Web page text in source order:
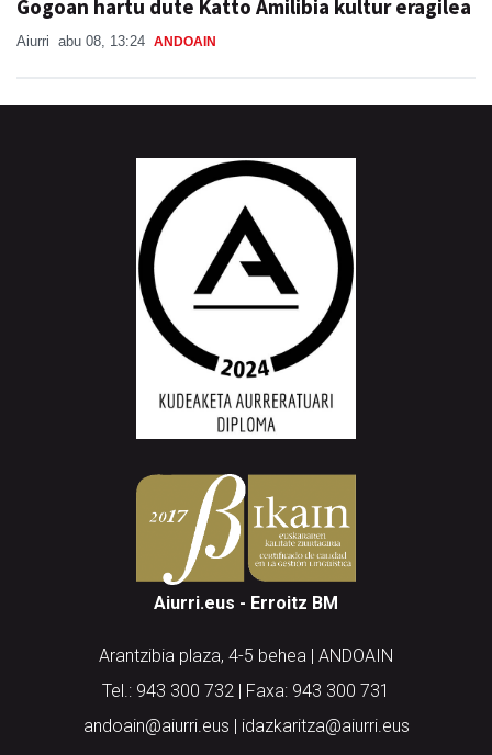
Gogoan hartu dute Katto Amilibia kultur eragilea
Aiurri abu 08, 13:24 ANDOAIN
Aiurri.eus - Erroitz BM
Arantzibia plaza, 4-5 behea | ANDOAIN
Tel.: 943 300 732 | Faxa: 943 300 731
andoain@aiurri.eus | idazkaritza@aiurri.eus